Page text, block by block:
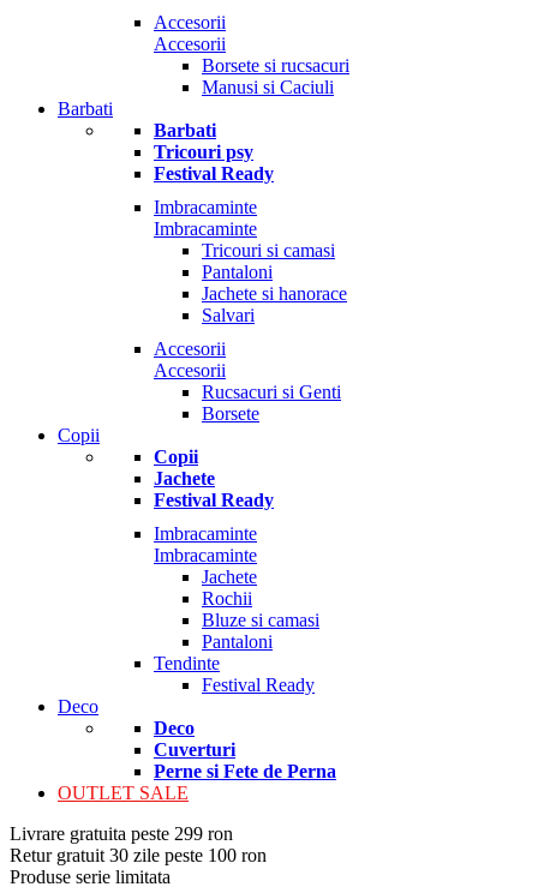
Accesorii
Accesorii
Borsete si rucsacuri
Manusi si Caciuli
Barbati
Barbati
Tricouri psy
Festival Ready
Imbracaminte
Imbracaminte
Tricouri si camasi
Pantaloni
Jachete si hanorace
Salvari
Accesorii
Accesorii
Rucsacuri si Genti
Borsete
Copii
Copii
Jachete
Festival Ready
Imbracaminte
Imbracaminte
Jachete
Rochii
Bluze si camasi
Pantaloni
Tendinte
Festival Ready
Deco
Deco
Cuverturi
Perne si Fete de Perna
OUTLET SALE
Livrare gratuita peste 299 ron
Retur gratuit 30 zile peste 100 ron
Produse serie limitata